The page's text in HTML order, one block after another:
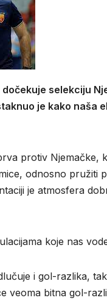
selekciju
je kako naša
protiv Njemačke,
odnosno pružiti
je atmosfera
koje nas
i gol-razlika,
veoma bitna gol-